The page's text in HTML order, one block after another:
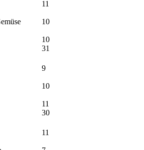
11
10
10
31
9
10
11
30
11